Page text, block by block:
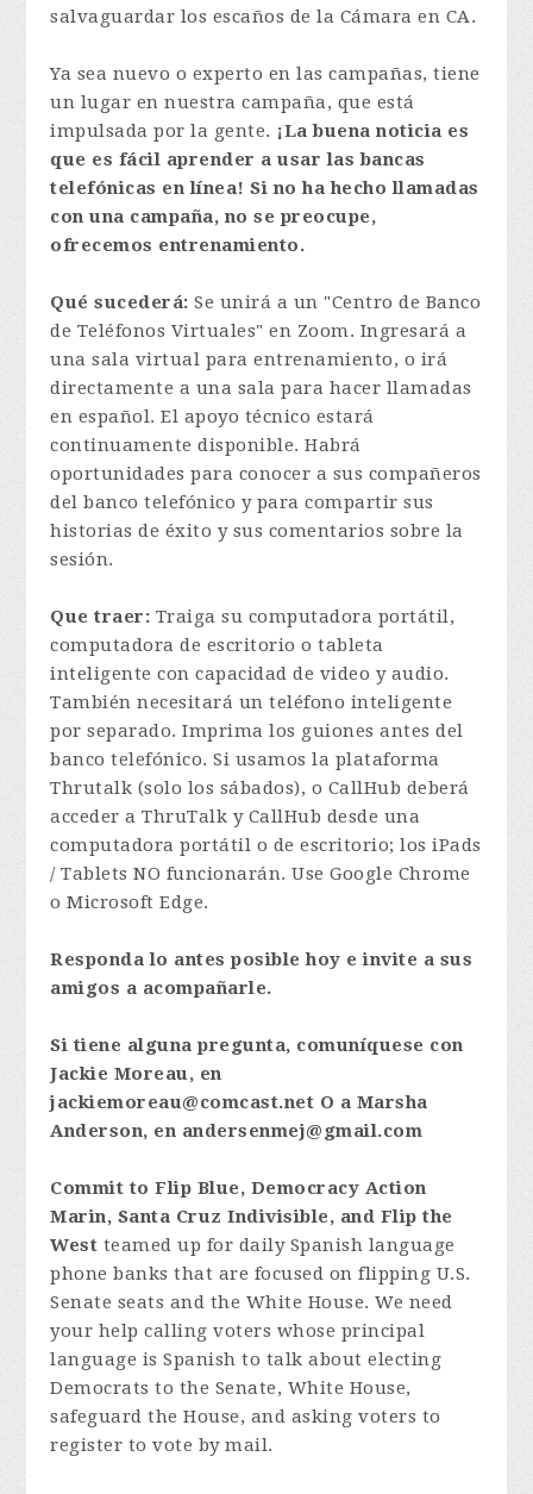
salvaguardar los escaños de la Cámara en CA.
Ya sea nuevo o experto en las campañas, tiene
un lugar en nuestra campaña, que está
impulsada por la gente. ¡La buena noticia es
que es fácil aprender a usar las bancas
telefónicas en línea! Si no ha hecho llamadas
con una campaña, no se preocupe,
ofrecemos entrenamiento.
Qué sucederá: Se unirá a un "Centro de Banco
de Teléfonos Virtuales" en Zoom. Ingresará a
una sala virtual para entrenamiento, o irá
directamente a una sala para hacer llamadas
en español. El apoyo técnico estará
continuamente disponible. Habrá
oportunidades para conocer a sus compañeros
del banco telefónico y para compartir sus
historias de éxito y sus comentarios sobre la
sesión.
Que traer: Traiga su computadora portátil,
computadora de escritorio o tableta
inteligente con capacidad de video y audio.
También necesitará un teléfono inteligente
por separado. Imprima los guiones antes del
banco telefónico. Si usamos la plataforma
Thrutalk (solo los sábados), o CallHub deberá
acceder a ThruTalk y CallHub desde una
computadora portátil o de escritorio; los iPads
/ Tablets NO funcionarán. Use Google Chrome
o Microsoft Edge.
Responda lo antes posible hoy e invite a sus
amigos a acompañarle.
Si tiene alguna pregunta, comuníquese con
Jackie Moreau, en
jackiemoreau@comcast.net O a Marsha
Anderson, en andersenmej@gmail.com
Commit to Flip Blue, Democracy Action
Marin, Santa Cruz Indivisible, and Flip the
West teamed up for daily Spanish language
phone banks that are focused on flipping U.S.
Senate seats and the White House. We need
your help calling voters whose principal
language is Spanish to talk about electing
Democrats to the Senate, White House,
safeguard the House, and asking voters to
register to vote by mail.